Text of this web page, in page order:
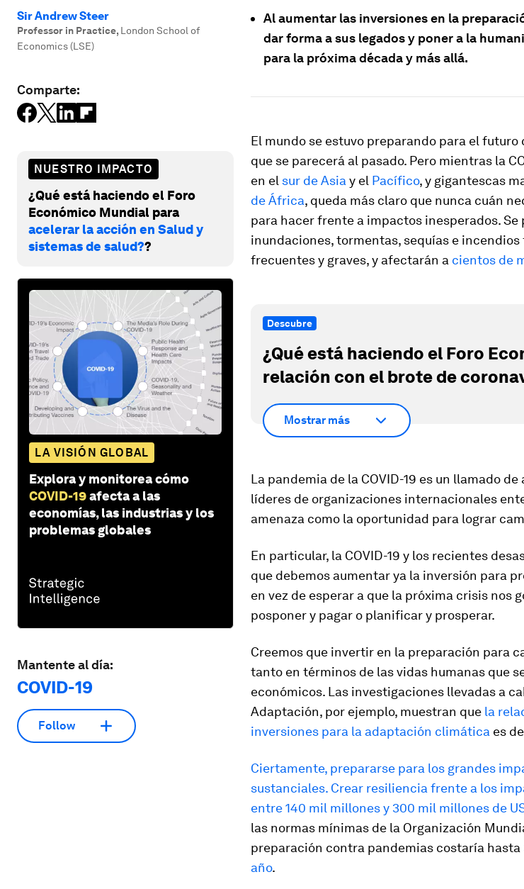
Sir Andrew Steer
Professor in Practice, London School of
Economics (LSE)
Comparte:
NUESTRO IMPACTO
¿Qué está haciendo el Foro
Económico Mundial para
acelerar la acción en Salud y
sistemas de salud??
LA VISIÓN GLOBAL
Explora y monitorea cómo
COVID-19afecta a las
economías, las industrias y los
problemas globales
Mantente al día:
COVID-19
Follow
Al aumentar las inversiones en la
dar forma a sus legados y poner a la
para la próxima década y más allá.
El mundo se estuvo preparando para el
que se parecerá al pasado. Pero mientras la
en el sur de Asia y el Pacífico, y gigantescas
de África, queda más claro que nunca cuán
para hacer frente a impactos inesperados. Se
inundaciones, tormentas, sequías e
frecuentes y graves, y afectarán a cientos de
Descubre
¿Qué está haciendo el Foro
relación con el brote de
Mostrar más
La pandemia de la COVID-19 es un llamado
líderes de organizaciones internacionales
amenaza como la oportunidad para lograr
En particular, la COVID-19 y los recientes
que debemos aumentar ya la inversión para
en vez de esperar a que la próxima crisis nos
posponer y pagar o planificar y prosperar.
Creemos que invertir en la preparación para
tanto en términos de las vidas humanas que
económicos. Las investigaciones llevadas a
Adaptación, por ejemplo, muestran que la
inversiones para la adaptación climática es
Ciertamente, prepararse para los grandes
sustanciales. Crear resiliencia frente a los
entre 140 mil millones y 300 mil millones de
las normas mínimas de la Organización
preparación contra pandemias costaría hasta
año.